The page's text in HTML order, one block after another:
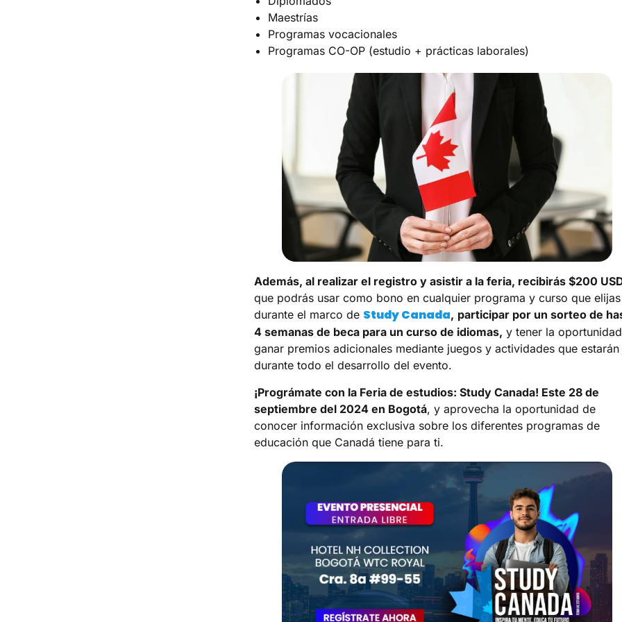
Maestrías
Programas vocacionales
Programas CO-OP (estudio + prácticas laborales)
Además, al realizar el registro y asistir a la feria, recibirás $200
que podrás usar como bono en cualquier programa y curso que elijas
durante el marco de Study Canada, participar por un sorteo de
4 semanas de beca para un curso de idiomas, y tener la
ganar premios adicionales mediante juegos y actividades que estarán
durante todo el desarrollo del evento.
¡Prográmate con la Feria de estudios: Study Canada! Este 28 de
septiembre del 2024 en Bogotá, y aprovecha la oportunidad de
conocer información exclusiva sobre los diferentes programas de
educación que Canadá tiene para ti.